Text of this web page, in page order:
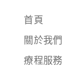
首頁
關於我們
療程服務